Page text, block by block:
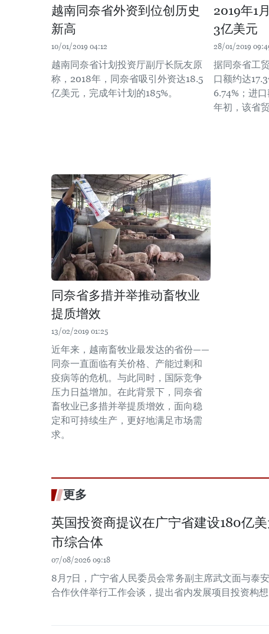
越南同奈省外资到位创历史
新高
10/01/2019 04:12
越南同奈省计划投资厅副厅长阮友原
称，2018年，同奈省吸引外资达18.5
亿美元，完成年计划的185%。
2019年1
3亿美元
28/01/2019
据同奈省工
口额约达
6.74%；进
年初，该省
同奈省多措并举推动畜牧业
提质增效
13/02/2019 01:25
近年来，越南畜牧业最发达的省份——
同奈一直面临有关价格、产能过剩和
疫病等的危机。与此同时，国际竞争
压力日益增加。在此背景下，同奈省
畜牧业已多措并举提质增效，面向稳
定和可持续生产，更好地满足市场需
求。
更多
英国投资商提议在广宁省建设180亿
市综合体
07/08/2026 09:18
8月7日，广宁省人民委员会常务副主席武文面与泰
合作伙伴举行工作会谈，提出省内发展项目投资构想